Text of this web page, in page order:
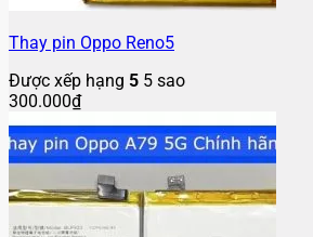
Thay pin Oppo Reno5
Được xếp hạng 5 5 sao
300.000₫